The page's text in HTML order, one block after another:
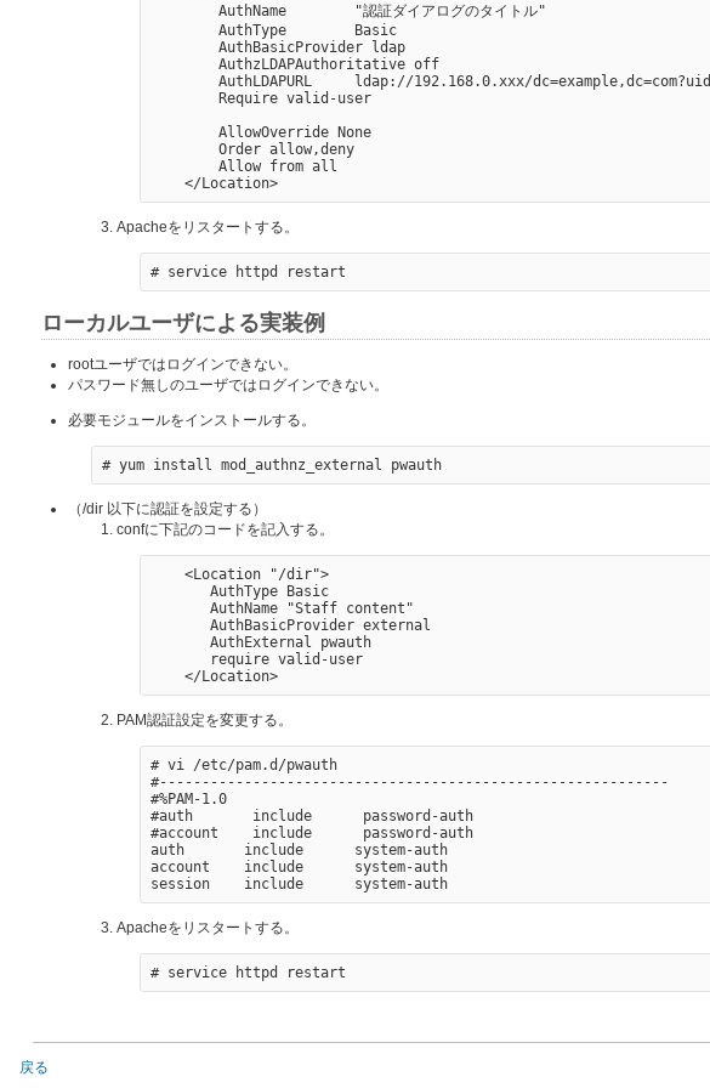
        AuthName        "認証ダイアログのタイトル"
        AuthType        Basic
        AuthBasicProvider ldap
        AuthzLDAPAuthoritative off
        AuthLDAPURL     ldap://192.168.0.xxx/dc=example,dc=com?uid
        Require valid-user
        AllowOverride None
        Order allow,deny
        Allow from all
Apacheをリスタートする。
ローカルユーザによる実装例
rootユーザではログインできない。
パスワード無しのユーザではログインできない。
必要モジュールをインストールする。
（/dir 以下に認証を設定する）
confに下記のコードを記入する。
    <Location "/dir">
       AuthType Basic
       AuthName "Staff content"
       AuthBasicProvider external
       AuthExternal pwauth
       require valid-user
PAM認証設定を変更する。
# vi /etc/pam.d/pwauth
#------------------------------------------------------------
#%PAM-1.0
#auth       include      password-auth
#account    include      password-auth
auth       include      system-auth
account    include      system-auth
Apacheをリスタートする。
戻る